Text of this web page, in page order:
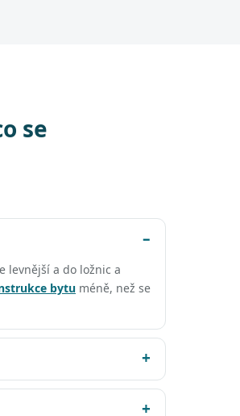
se
levnější a do ložnic a
bytu méně, než se